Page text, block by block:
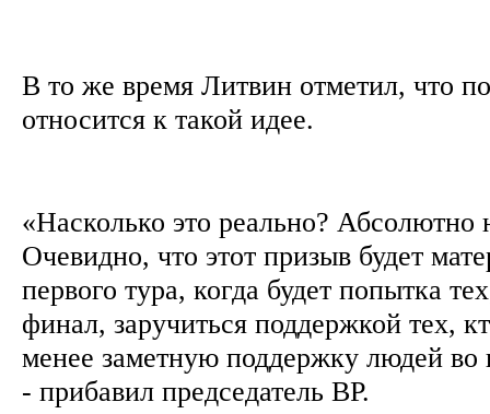
В то же время Литвин отметил, что
относится к такой идее.
«Насколько это реально? Абсолютно
Очевидно, что этот призыв будет
первого тура, когда будет попытка
финал, заручиться поддержкой тех,
менее заметную поддержку людей во
- прибавил председатель ВР.